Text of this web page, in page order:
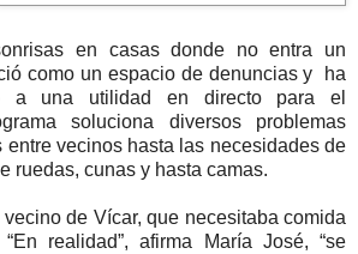
en casas donde no entra un
como un espacio de denuncias y ha
a una utilidad en directo para el
soluciona diversos problemas
entre vecinos hasta las necesidades de
ruedas, cunas y hasta camas.
de Vícar, que necesitaba comida
realidad”, afirma María José, “se